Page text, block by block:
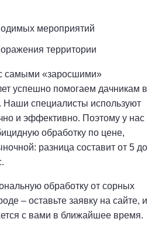
мероприятий
территории
самыми «заросшими»
успешно помогаем дачникам в
Наши специалисты используют
и эффективно. Поэтому у нас
обработку по цене,
разница составит от 5 до
обработку от сорных
– оставьте заявку на сайте, и
с вами в ближайшее время.